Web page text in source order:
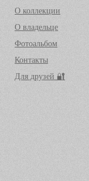
О коллекции
О владельце
Фотоальбом
Контакты
Для друзей 🔐